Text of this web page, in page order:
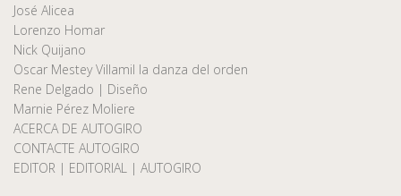
José Alicea
Lorenzo Homar
Nick Quijano
Oscar Mestey Villamil la danza del orden
Rene Delgado | Diseño
Marnie Pérez Moliere
ACERCA DE AUTOGIRO
CONTACTE AUTOGIRO
EDITOR | EDITORIAL | AUTOGIRO